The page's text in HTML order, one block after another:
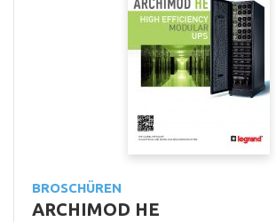
BROSCHÜREN
ARCHIMOD HE